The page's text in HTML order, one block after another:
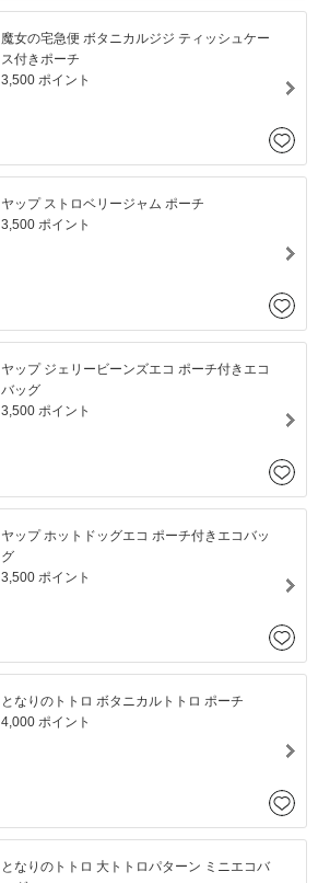
魔女の宅急便 ボタニカルジジ ティッシュケー
ス付きポーチ
3,500 ポイント
ヤップ ストロベリージャム ポーチ
3,500 ポイント
ヤップ ジェリービーンズエコ ポーチ付きエコ
バッグ
3,500 ポイント
ヤップ ホットドッグエコ ポーチ付きエコバッ
グ
3,500 ポイント
となりのトトロ ボタニカルトトロ ポーチ
4,000 ポイント
となりのトトロ 大トトロパターン ミニエコバ